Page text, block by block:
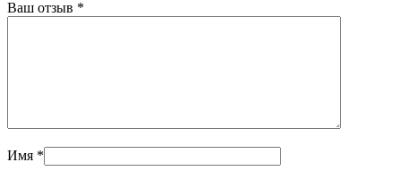
Ваш отзыв *
Имя *